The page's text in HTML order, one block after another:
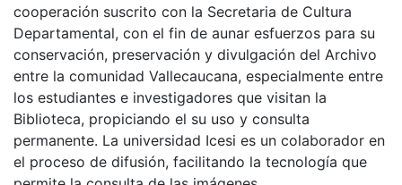
cooperación suscrito con la Secretaria de Cultura
Departamental, con el fin de aunar esfuerzos para su
conservación, preservación y divulgación del Archivo
entre la comunidad Vallecaucana, especialmente entre
los estudiantes e investigadores que visitan la
Biblioteca, propiciando el su uso y consulta
permanente. La universidad Icesi es un colaborador en
el proceso de difusión, facilitando la tecnología que